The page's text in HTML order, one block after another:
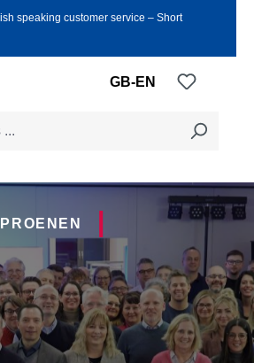
speaking customer service ‒ Short
GB-EN You